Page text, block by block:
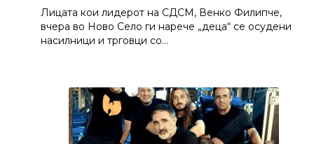
Лицата кои лидерот на СДСМ, Венко Филипче,
вчера во Ново Село ги нарече „деца“ се осудени
насилници и трговци со…